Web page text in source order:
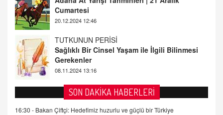
Gerekenler
08.11.2024 13:16
FARUK ÖNALAN
Tezkere Onaylanmasaydı…
2 Kasım 2021 Salı 00:11
AV. DOĞAN CAN DOĞAN
Kişisel verilerin korunması ve dijital hukukun
gelişimi
SON DAKİKA HABERLERİ
16:30 - Bakan Çiftçi: Hedefimiz huzurlu ve güçlü bir Türkiye